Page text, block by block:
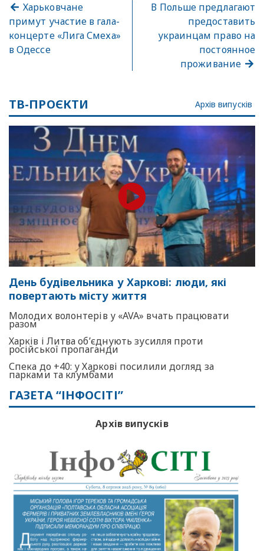
Харьковчане
примут участие в гала-
концерте «Лига Смеха»
в Одессе
В Польше предлагают
предоставить
украинцам право на
постоянное
проживание
ТВ-ПРОЄКТИ Архів випусків
День будівельника у Харкові: люди, які
повертають місту життя
Молодих волонтерів у «AVA» вчать працювати
разом
Харків і Литва об’єднують зусилля проти
російської пропаганди
Спека до +40: у Харкові посилили догляд за
парками та клумбами
ГАЗЕТА “ІНФОСІТІ”
Архів випусків